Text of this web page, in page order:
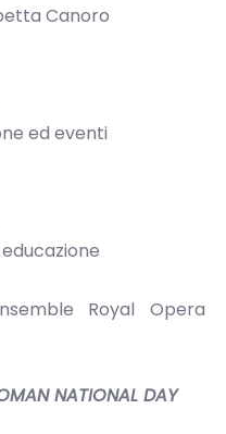
Canoro
ed eventi
Royal Opera
NATIONAL DAY